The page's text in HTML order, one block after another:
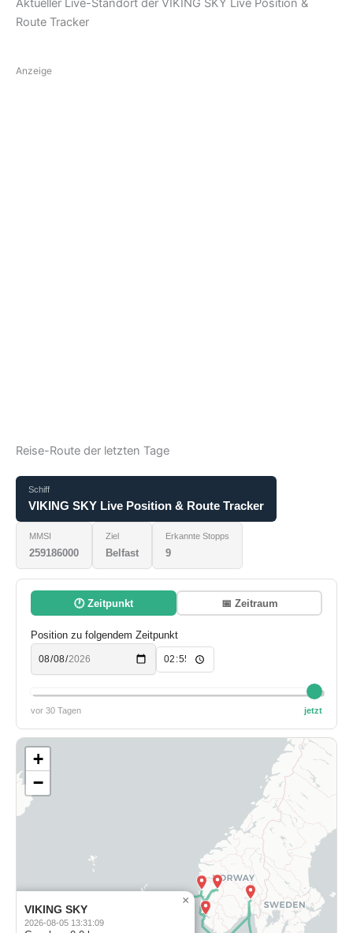
Aktueller Live-Standort der VIKING SKY Live Position &
Route Tracker
Anzeige
Reise-Route der letzten Tage
Schiff
VIKING SKY Live Position & Route Tracker
MMSI
259186000
Ziel
Belfast
Erkannte Stopps
9
🕐 Zeitpunkt 📅 Zeitraum
Position zu folgendem Zeitpunkt
vor 30 Tagen jetzt
VIKING SKY
2026-08-05 13:31:09
×
+
−